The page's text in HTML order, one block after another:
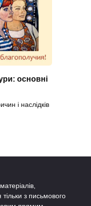
основні
і наслідків
тільки з письмового